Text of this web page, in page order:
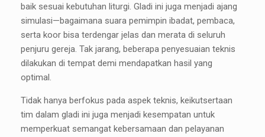
baik sesuai kebutuhan liturgi. Gladi ini juga menjadi ajang
simulasi—bagaimana suara pemimpin ibadat, pembaca,
serta koor bisa terdengar jelas dan merata di seluruh
penjuru gereja. Tak jarang, beberapa penyesuaian teknis
dilakukan di tempat demi mendapatkan hasil yang
optimal.
Tidak hanya berfokus pada aspek teknis, keikutsertaan
tim dalam gladi ini juga menjadi kesempatan untuk
memperkuat semangat kebersamaan dan pelayanan